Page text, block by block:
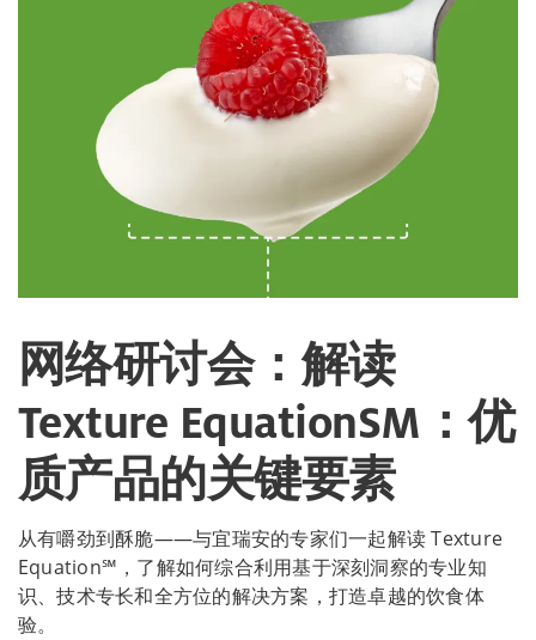
网络研讨会：解读
Texture EquationSM：优
质产品的关键要素
从有嚼劲到酥脆——与宜瑞安的专家们一起解读 Texture
Equation℠，了解如何综合利用基于深刻洞察的专业知
识、技术专长和全方位的解决方案，打造卓越的饮食体
验。